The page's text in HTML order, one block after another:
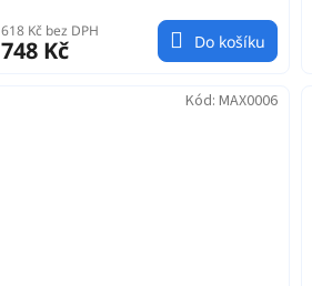
618 Kč bez DPH
748 Kč Do košíku
Kód: MAX0006